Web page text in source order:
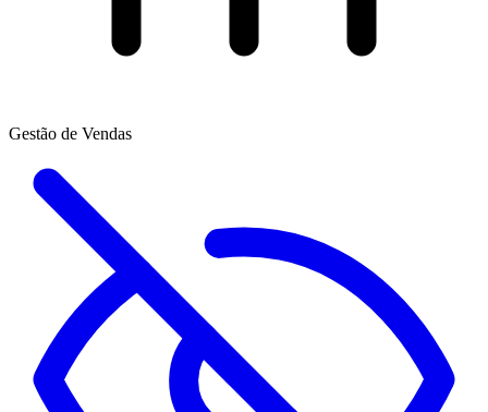
Gestão de Vendas